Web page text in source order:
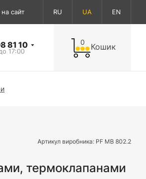
на сайт RU UA EN
81 10
17:00
0 Кошик
Артикул виробника: PF MB 802.2
термоклапанами